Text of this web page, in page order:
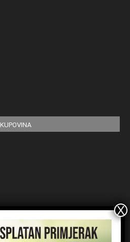
KUPOVINA